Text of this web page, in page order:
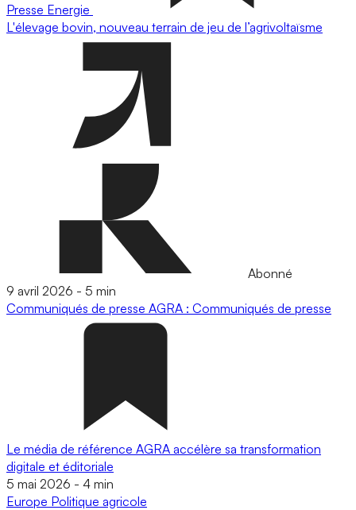
Presse Energie
L'élevage bovin, nouveau terrain de jeu de l’agrivoltaïsme
Abonné
9 avril 2026 - 5 min
Communiqués de presse AGRA : Communiqués de presse
Le média de référence AGRA accélère sa transformation
digitale et éditoriale
5 mai 2026 - 4 min
Europe Politique agricole